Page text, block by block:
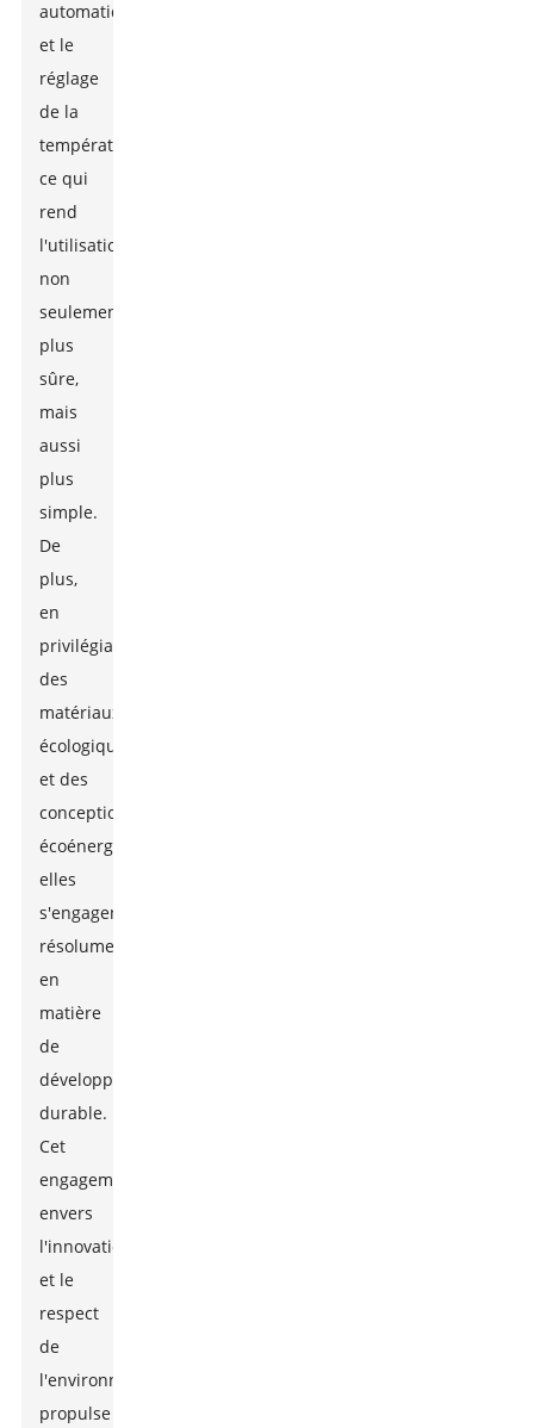
automatique
et le
réglage
de la
température,
ce qui
rend
l'utilisation
non
seulement
plus
sûre,
mais
aussi
plus
simple.
De
plus,
en
privilégiant
des
matériaux
écologiques
et des
conceptions
écoénergétiques,
elles
s'engagent
résolument
en
matière
de
développement
durable.
Cet
engagement
envers
l'innovation
et le
respect
de
l'environnement
propulse